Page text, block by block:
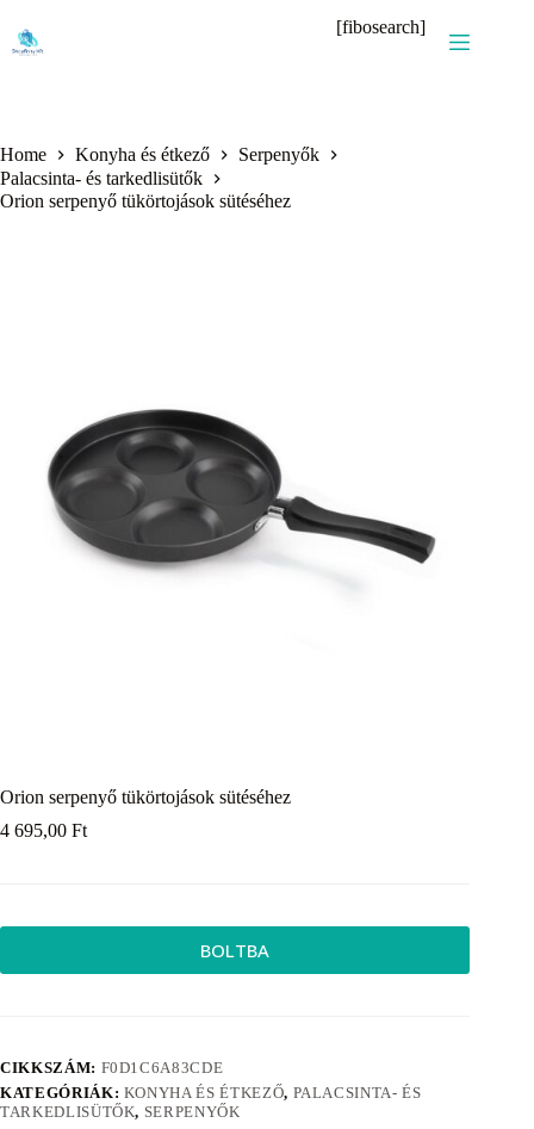
content
[fibosearch]
Home Konyha és étkező
Serpenyők
Palacsinta- és tarkedlisütők
Orion serpenyő tükörtojások sütéséhez
Orion serpenyő tükörtojások sütéséhez
4 695,00 Ft
BOLTBA
CIKKSZÁM: F0D1C6A83CDE
KATEGÓRIÁK: KONYHA ÉS ÉTKEZŐ, PALACSINTA- ÉS
TARKEDLISÜTŐK, SERPENYŐK